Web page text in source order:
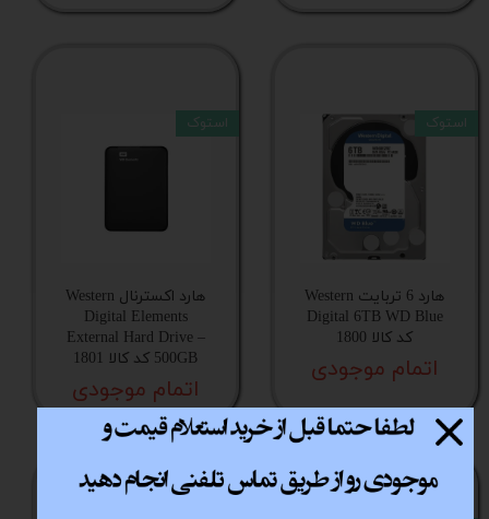
هارد 6 تربایت Western
Digital 6TB WD Blue
کد کالا 1800
اتمام موجودی
استوک
هارد اکسترنال Western
Digital Elements
External Hard Drive –
500GB کد کالا 1801
اتمام موجودی
استوک